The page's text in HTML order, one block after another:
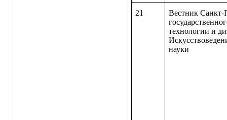
21
Вестник Санкт-
технологии и
науки